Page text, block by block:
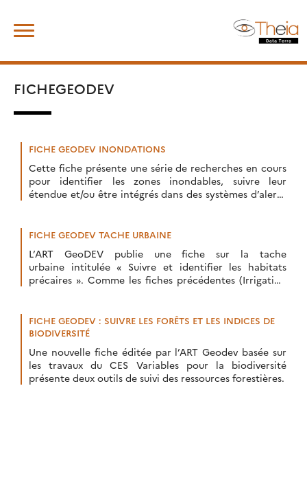
content
FICHEGEODEV
FICHE GEODEV INONDATIONS
Cette fiche présente une série de recherches en cours
pour identifier les zones inondables, suivre leur
étendue et/ou être intégrés dans des systèmes d’alerte
FICHE GEODEV TACHE URBAINE
L’ART GeoDEV publie une fiche sur la tache
urbaine intitulée « Suivre et identifier les habitats
précaires ». Comme les fiches précédentes (Irrigation
FICHE GEODEV : SUIVRE LES FORÊTS ET LES INDICES DE
BIODIVERSITÉ
Une nouvelle fiche éditée par l’ART Geodev basée sur
les travaux du CES Variables pour la biodiversité
présente deux outils de suivi des ressources forestières.